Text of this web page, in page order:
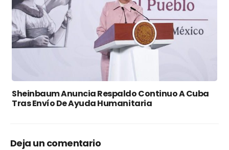
Sheinbaum Anuncia Respaldo Continuo A Cuba
Tras Envío De Ayuda Humanitaria
Deja un comentario